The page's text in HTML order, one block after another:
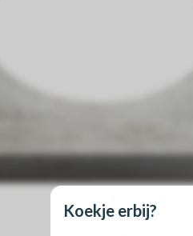
Koekje erbij?